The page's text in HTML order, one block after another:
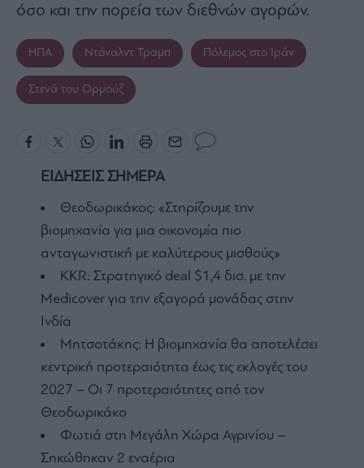
όσο και την πορεία των διεθνών αγορών.
ΗΠΑ Ντόναλντ Τραμπ Πόλεμος στο Ιράν
Στενά του Ορμούζ
ΕΙΔΗΣΕΙΣ ΣΗΜΕΡΑ
Θεοδωρικάκος: «Στηρίζουμε την
βιομηχανία για μια οικονομία πιο
ανταγωνιστική με καλύτερους μισθούς»
KKR: Στρατηγικό deal $1,4 δισ. με την
Medicover για την εξαγορά μονάδας στην
Ινδία
Μητσοτάκης: Η βιομηχανία θα αποτελέσει
κεντρική προτεραιότητα έως τις εκλογές του
2027 – Οι 7 προτεραιότητες από τον
Θεοδωρικάκο
Φωτιά στη Μεγάλη Χώρα Αγρινίου –
Σηκώθηκαν 2 εναέρια